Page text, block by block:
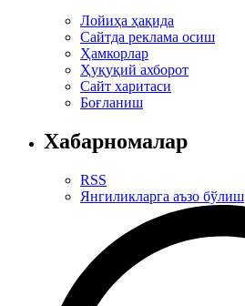
Лойиҳа ҳақида
Сайтда реклама осиш
Ҳамкорлар
Ҳуқуқий ахборот
Сайт харитаси
Боғланиш
Хабарномалар
RSS
Янгиликларга аъзо бўлиш